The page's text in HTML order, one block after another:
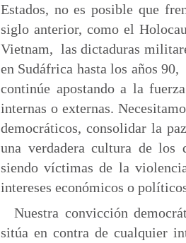
Estados, no es posible que
siglo anterior, como el
Vietnam, las dictaduras
en Sudáfrica hasta los años
continúe apostando a la
internas o externas.
democráticos, consolidar la
una verdadera cultura de los
siendo víctimas de la
intereses económicos o
Nuestra convicción
sitúa en contra de cualquier